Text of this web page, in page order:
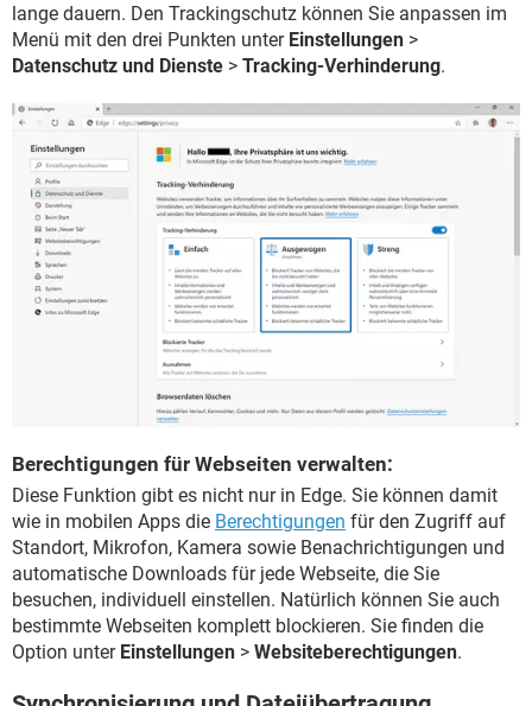
lange dauern. Den Trackingschutz können Sie anpassen im
Menü mit den drei Punkten unter Einstellungen >
Datenschutz und Dienste > Tracking-Verhinderung.
Berechtigungen für Webseiten verwalten:
Diese Funktion gibt es nicht nur in Edge. Sie können damit
wie in mobilen Apps die Berechtigungen für den Zugriff auf
Standort, Mikrofon, Kamera sowie Benachrichtigungen und
automatische Downloads für jede Webseite, die Sie
besuchen, individuell einstellen. Natürlich können Sie auch
bestimmte Webseiten komplett blockieren. Sie finden die
Option unter Einstellungen > Websiteberechtigungen.